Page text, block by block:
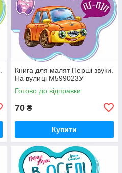
Книга для малят Перші звуки.
На вулиці М599023У
Готово до відправки
70 ₴
Купити